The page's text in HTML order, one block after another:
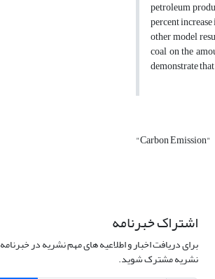
petroleum
percent
other model
coal on the
demonstrate
"Carbon Emission"
اشتراک خبرنامه
برای دریافت اخبار و اطلاعیه های مهم نشریه در خبرنامه
نشریه مشترک شوید.